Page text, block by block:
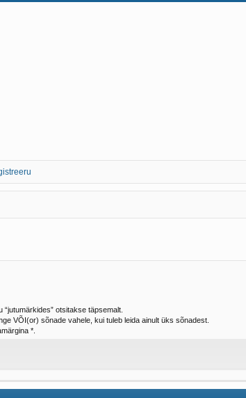
otsitakse täpsemalt.
VÕI(or) sõnade vahele, kui tuleb leida ainult üks sõnadest.
*.